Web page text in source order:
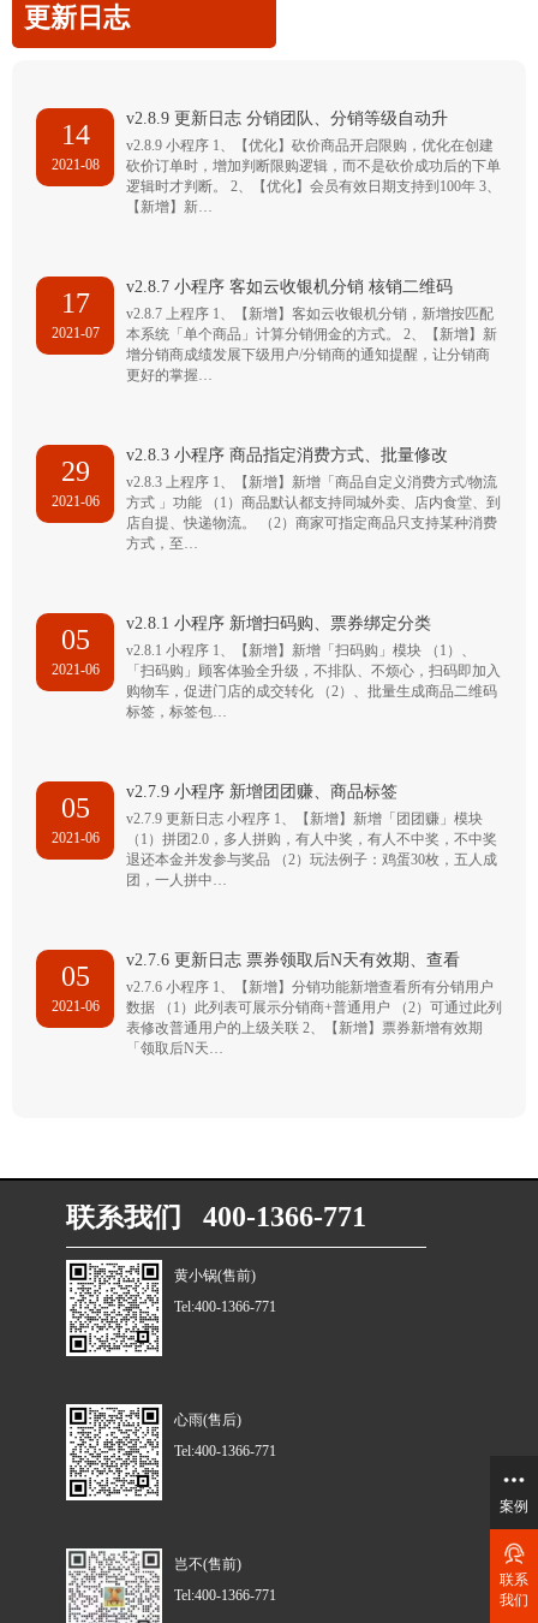
更新日志
14
2021-08
v2.8.9 更新日志 分销团队、分销等级自动升
v2.8.9 小程序 1、【优化】砍价商品开启限购，优化在创建
砍价订单时，增加判断限购逻辑，而不是砍价成功后的下单
逻辑时才判断。 2、【优化】会员有效日期支持到100年 3、
【新增】新…
17
2021-07
v2.8.7 小程序 客如云收银机分销 核销二维码
v2.8.7 上程序 1、【新增】客如云收银机分销，新增按匹配
本系统「单个商品」计算分销佣金的方式。 2、【新增】新
增分销商成绩发展下级用户/分销商的通知提醒，让分销商
更好的掌握…
29
2021-06
v2.8.3 小程序 商品指定消费方式、批量修改
v2.8.3 上程序 1、【新增】新增「商品自定义消费方式/物流
方式 」功能 （1）商品默认都支持同城外卖、店内食堂、到
店自提、快递物流。 （2）商家可指定商品只支持某种消费
方式，至…
05
2021-06
v2.8.1 小程序 新增扫码购、票券绑定分类
v2.8.1 小程序 1、【新增】新增「扫码购」模块 （1）、
「扫码购」顾客体验全升级，不排队、不烦心，扫码即加入
购物车，促进门店的成交转化 （2）、批量生成商品二维码
标签，标签包…
05
2021-06
v2.7.9 小程序 新增团团赚、商品标签
v2.7.9 更新日志 小程序 1、【新增】新增「团团赚」模块
（1）拼团2.0，多人拼购，有人中奖，有人不中奖，不中奖
退还本金并发参与奖品 （2）玩法例子：鸡蛋30枚，五人成
团，一人拼中…
05
2021-06
v2.7.6 更新日志 票券领取后N天有效期、查看
v2.7.6 小程序 1、【新增】分销功能新增查看所有分销用户
数据 （1）此列表可展示分销商+普通用户 （2）可通过此列
表修改普通用户的上级关联 2、【新增】票券新增有效期
「领取后N天…
联系我们 400-1366-771
黄小锅(售前)
Tel:400-1366-771
心雨(售后)
Tel:400-1366-771
岂不(售前)
Tel:400-1366-771
案例
联系
我们